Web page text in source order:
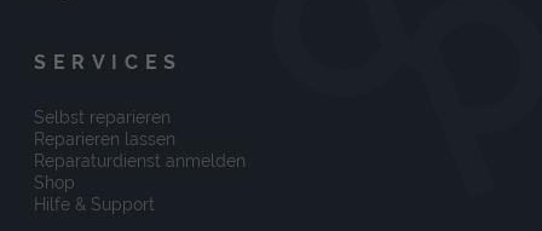
SERVICES
Selbst reparieren
Reparieren lassen
Reparaturdienst anmelden
Shop
Hilfe & Support